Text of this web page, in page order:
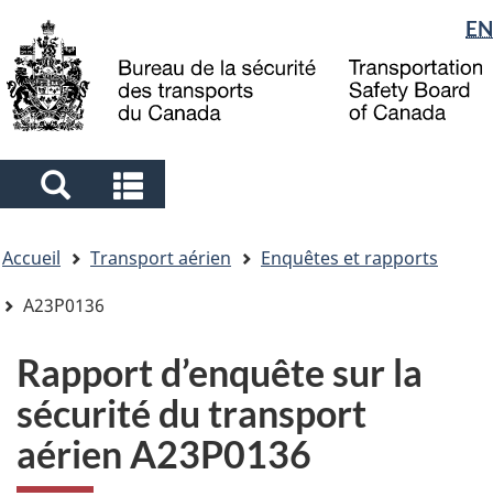
to
main
to
"About
government"
à
la
Sélection
de
la
langue
EN
Search
and
menus
and
menus
êtes
ici
Accueil Transport aérien
Enquêtes et rapports
A23P0136
Rapport d’enquête sur la
sécurité du transport
aérien A23P0136